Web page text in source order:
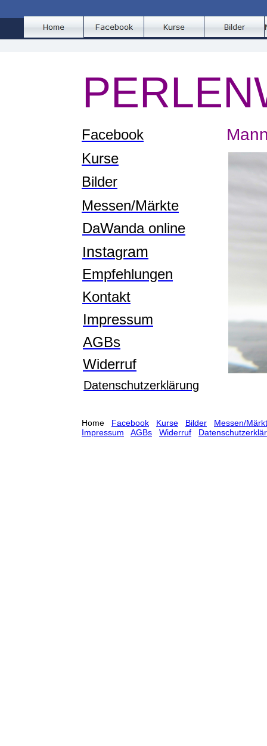
PERLE
Facebook
Kurse
Bilder
Messen/Märkte
DaWanda online
Kontakt
Impressum
AGBs
Home Facebook Kurse Bilder
Messen/
Impressum
AGBs Widerruf
Widerruf
Datenschutzerklärung
Empfehlungen
Instagram